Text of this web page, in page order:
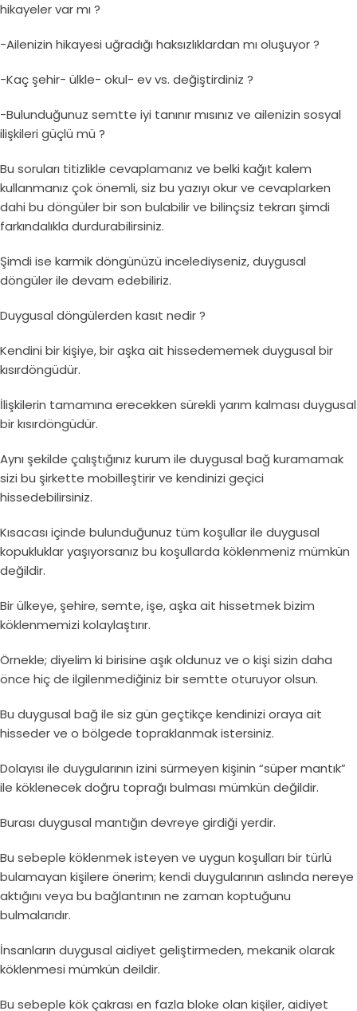
hikayeler var mı ?
-Ailenizin hikayesi uğradığı haksızlıklardan mı oluşuyor ?
-Kaç şehir- ülkle- okul- ev vs. değiştirdiniz ?
-Bulunduğunuz semtte iyi tanınır mısınız ve ailenizin sosyal
ilişkileri güçlü mü ?
Bu soruları titizlikle cevaplamanız ve belki kağıt kalem
kullanmanız çok önemli, siz bu yazıyı okur ve cevaplarken
dahi bu döngüler bir son bulabilir ve bilinçsiz tekrarı şimdi
farkındalıkla durdurabilirsiniz.
Şimdi ise karmik döngünüzü incelediyseniz, duygusal
döngüler ile devam edebiliriz.
Duygusal döngülerden kasıt nedir ?
Kendini bir kişiye, bir aşka ait hissedememek duygusal bir
kısırdöngüdür.
İlişkilerin tamamına erecekken sürekli yarım kalması duygusal
bir kısırdöngüdür.
Aynı şekilde çalıştığınız kurum ile duygusal bağ kuramamak
sizi bu şirkette mobilleştirir ve kendinizi geçici
hissedebilirsiniz.
Kısacası içinde bulunduğunuz tüm koşullar ile duygusal
kopukluklar yaşıyorsanız bu koşullarda köklenmeniz mümkün
değildir.
Bir ülkeye, şehire, semte, işe, aşka ait hissetmek bizim
köklenmemizi kolaylaştırır.
Örnekle; diyelim ki birisine aşık oldunuz ve o kişi sizin daha
önce hiç de ilgilenmediğiniz bir semtte oturuyor olsun.
Bu duygusal bağ ile siz gün geçtikçe kendinizi oraya ait
hisseder ve o bölgede topraklanmak istersiniz.
Dolayısı ile duygularının izini sürmeyen kişinin “süper mantık”
ile köklenecek doğru toprağı bulması mümkün değildir.
Burası duygusal mantığın devreye girdiği yerdir.
Bu sebeple köklenmek isteyen ve uygun koşulları bir türlü
bulamayan kişilere önerim; kendi duygularının aslında nereye
aktığını veya bu bağlantının ne zaman koptuğunu
bulmalarıdır.
İnsanların duygusal aidiyet geliştirmeden, mekanik olarak
köklenmesi mümkün deildir.
Bu sebeple kök çakrası en fazla bloke olan kişiler, aidiyet